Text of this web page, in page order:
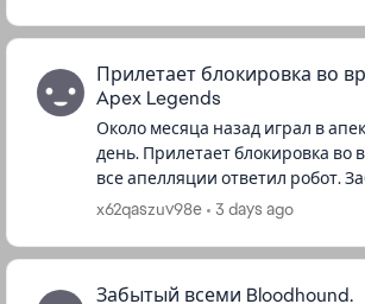
Прилетает блокировка во
Apex Legends
Около месяца назад играл в
день. Прилетает блокировка во время игры. на
все апелляции ответил робот.
Улучшение игрового процесса. А
x62qaszuv98e 3 days ago
Забытый всеми Bloodhound.